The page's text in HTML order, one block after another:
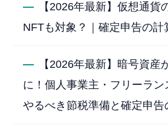
—
【2026年最新】仮想通貨
NFTも対象？｜確定申告の計
—
【2026年最新】暗号資産
に！個人事業主・フリーラン
やるべき節税準備と確定申告